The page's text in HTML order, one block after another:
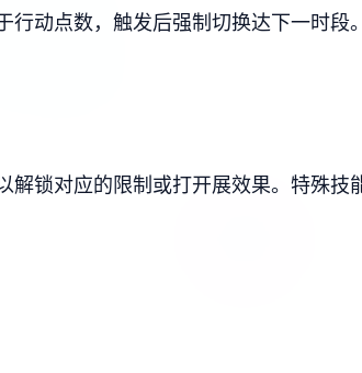
动点数，触发后强制切换达下一时段。
解锁对应的限制或打开展效果。 特殊技